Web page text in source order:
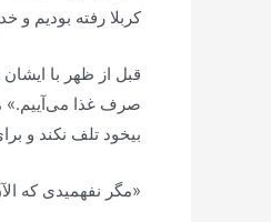
کربلا رفته بودیم
قبل از ظهر با
صرف غذا می‌آییم.»
بیخود تلف نکند و
«مگر نفهمیدی که